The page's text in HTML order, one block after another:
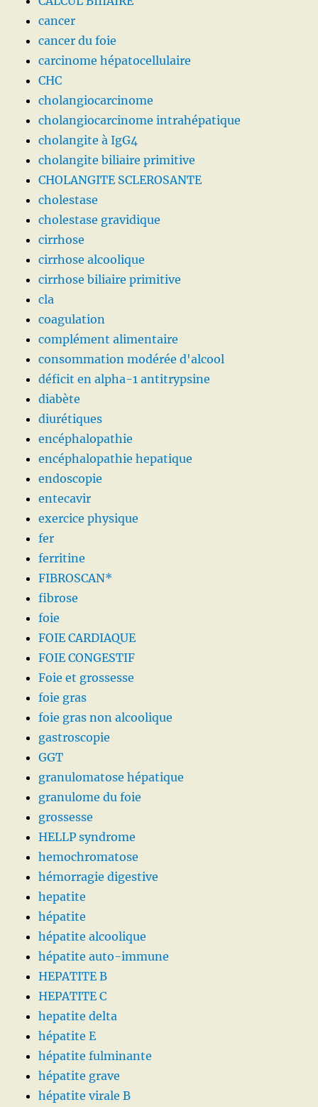
cancer
cancer du foie
carcinome hépatocellulaire
CHC
cholangiocarcinome
cholangiocarcinome intrahépatique
cholangite à IgG4
cholangite biliaire primitive
CHOLANGITE SCLEROSANTE
cholestase
cholestase gravidique
cirrhose
cirrhose alcoolique
cirrhose biliaire primitive
cla
coagulation
complément alimentaire
consommation modérée d'alcool
déficit en alpha-1 antitrypsine
diabète
diurétiques
encéphalopathie
encéphalopathie hepatique
endoscopie
entecavir
exercice physique
fer
ferritine
FIBROSCAN*
fibrose
foie
FOIE CARDIAQUE
FOIE CONGESTIF
Foie et grossesse
foie gras
foie gras non alcoolique
gastroscopie
GGT
granulomatose hépatique
granulome du foie
grossesse
HELLP syndrome
hemochromatose
hémorragie digestive
hepatite
hépatite
hépatite alcoolique
hépatite auto-immune
HEPATITE B
HEPATITE C
hepatite delta
hépatite E
hépatite fulminante
hépatite grave
hépatite virale B